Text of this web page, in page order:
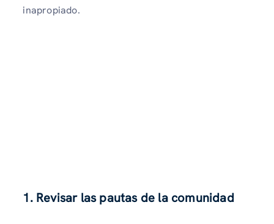
inapropiado.
1. Revisar las pautas de la comunidad